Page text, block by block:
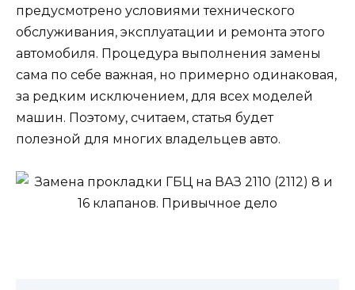
предусмотрено условиями технического
обслуживания, эксплуатации и ремонта этого
автомобиля. Процедура выполнения замены
сама по себе важная, но примерно одинаковая,
за редким исключением, для всех моделей
машин. Поэтому, считаем, статья будет
полезной для многих владельцев авто.